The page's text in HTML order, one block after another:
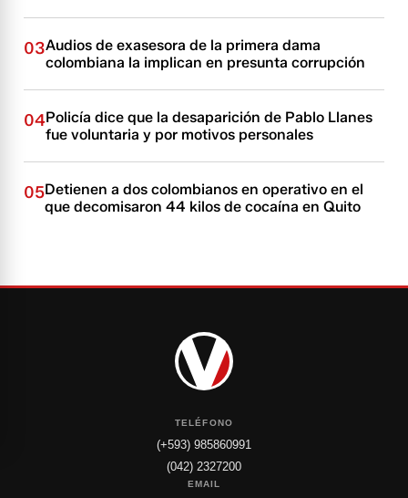
03Audios de exasesora de la primera dama
colombiana la implican en presunta corrupción
04Policía dice que la desaparición de Pablo Llanes
fue voluntaria y por motivos personales
05Detienen a dos colombianos en operativo en el
que decomisaron 44 kilos de cocaína en Quito
TELÉFONO
(+593) 985860991
(042) 2327200
EMAIL